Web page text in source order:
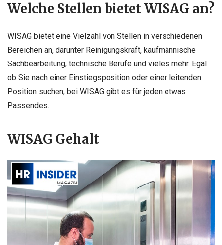
Welche Stellen bietet WISAG an?
WISAG bietet eine Vielzahl von Stellen in verschiedenen
Bereichen an, darunter Reinigungskraft, kaufmännische
Sachbearbeitung, technische Berufe und vieles mehr. Egal
ob Sie nach einer Einstiegsposition oder einer leitenden
Position suchen, bei WISAG gibt es für jeden etwas
Passendes.
WISAG Gehalt